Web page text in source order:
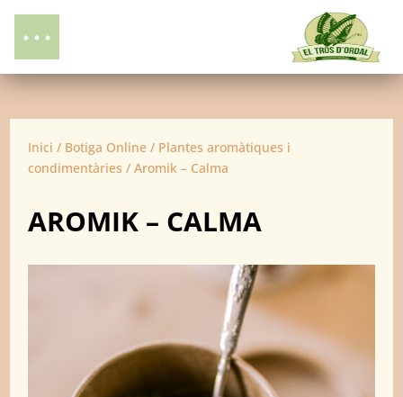
Inici / Botiga Online / Plantes aromàtiques i
condimentàries / Aromik – Calma
AROMIK – CALMA